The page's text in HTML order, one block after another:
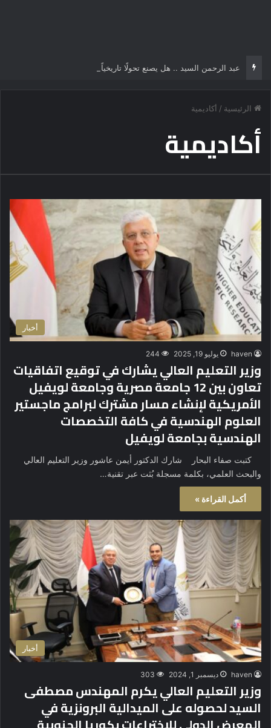
الرئيسية / أكاديمية
أكاديمية
أخبار
haven يوليو 19, 2025 244
وزير التعليم العالي يشارك في توقيع اتفاقيات
تعاون بين 12 جامعة مصرية وجامعة لويفيل
الأمريكية لإنشاء مسار مشترك لبرامج ماجستير
العلوم الهندسية في كافة التخصصات
الهندسية بجامعة لويفيل
كتبت صفاء البحار شارك الدكتور أيمن عاشور وزير التعليم العالي
والبحث العلمي، بكلمة مسجلة بُثت عبر تقنية…
أكمل القراءة »
أخبار
haven ديسمبر 1, 2024 303
وزير التعليم العالي يكرم المهندس مصطفى
السيد لحصوله على الميدالية البرونزية في